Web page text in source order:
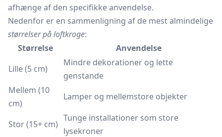
afhænge af den specifikke anvendelse.
Nedenfor er en sammenligning af de mest almindelige
størrelser på loftkroge:
Størrelse
Anvendelse
Lille (5 cm)
Mindre dekorationer og lette
genstande
Mellem (10
cm)
Lamper og mellemstore objekter
Stor (15+ cm)
Tunge installationer som store
lysekroner